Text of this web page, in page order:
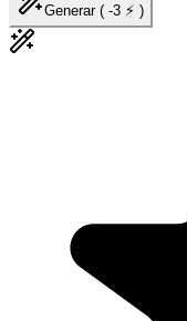
Generar ( -3 ⚡ )